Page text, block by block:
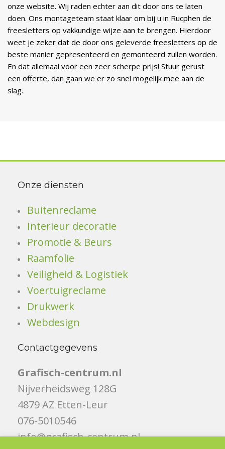
onze website. Wij raden echter aan dit door ons te laten
doen. Ons montageteam staat klaar om bij u in Rucphen de
freesletters op vakkundige wijze aan te brengen. Hierdoor
weet je zeker dat de door ons geleverde freesletters op de
beste manier gepresenteerd en gemonteerd zullen worden.
En dat allemaal voor een zeer scherpe prijs! Stuur gerust
een offerte, dan gaan we er zo snel mogelijk mee aan de
slag.
Onze diensten
Buitenreclame
Interieur decoratie
Promotie & Beurs
Raamfolie
Veiligheid & Logistiek
Voertuigreclame
Drukwerk
Webdesign
Contactgegevens
Grafisch-centrum.nl
Nijverheidsweg 128G
4879 AZ Etten-Leur
076-5010546
info@grafisch-centrum.nl